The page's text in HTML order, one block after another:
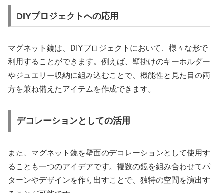
DIYプロジェクトへの応用
マグネット鏡は、DIYプロジェクトにおいて、様々な形で
利用することができます。例えば、壁掛けのキーホルダー
やジュエリー収納に組み込むことで、機能性と見た目の両
方を兼ね備えたアイテムを作成できます。
デコレーションとしての活用
また、マグネット鏡を壁面のデコレーションとして使用す
ることも一つのアイデアです。複数の鏡を組み合わせてパ
ターンやデザインを作り出すことで、独特の空間を演出す